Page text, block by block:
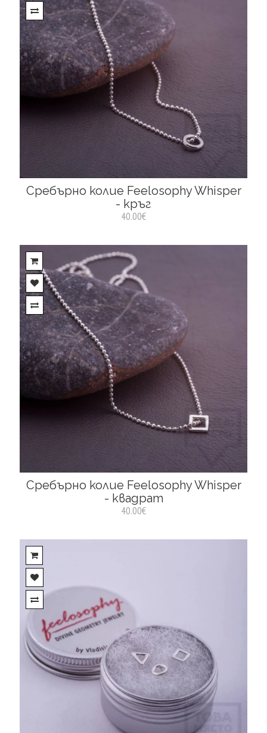
Сребърнo колие Feelosophy Whisper
- кръг
40.00€
Сребърнo колие Feelosophy Whisper
- квадрат
40.00€